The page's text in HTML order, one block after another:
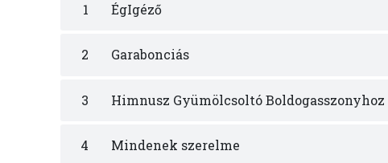
1 ÉgIgéző
2 Garabonciás
3 Himnusz Gyümölcsoltó Boldogasszonyhoz
4 Mindenek szerelme